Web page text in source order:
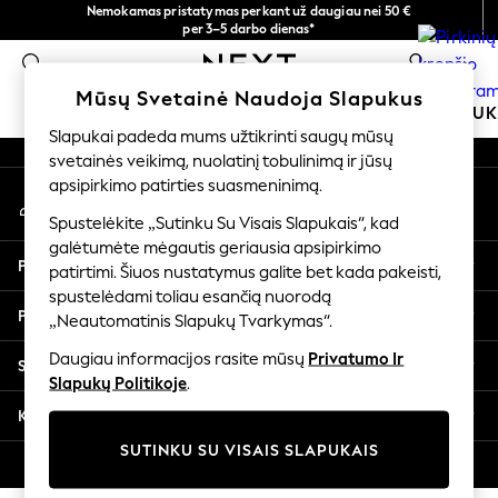
Nemokamas pristatymas perkant už daugiau nei 50 €
per 3–5 darbo dienas*
Dabar galite apsipirkti lietuvių kalba!
0
MOKYKLINĖ APRANGA MERGAITĖMS
SCHOOLWEAR
All Boys Schoolwear
Shoes
Trousers
Shorts
Shirts
Polo Shirts
Sweatshirts & Jumpers
Coats & Jackets
Underwear
Multipacks
All Boys Sport & Swimwear
An error occurred on client
Mūsų socialiniai tinklai
Mano paskyra
Prisijunkite prie savo paskyros
Pagalba
Privatumas ir teisinė informacija
Skyriai
Kitos paslaugos
Mūsų Svetainė Naudoja Slapukus
Slapukai padeda mums užtikrinti saugų mūsų
svetainės veikimą, nuolatinį tobulinimą ir jūsų
apsipirkimo patirties suasmeninimą.
Spustelėkite „Sutinku Su Visais Slapukais“, kad
galėtumėte mėgautis geriausia apsipirkimo
patirtimi. Šiuos nustatymus galite bet kada pakeisti,
spustelėdami toliau esančią nuorodą
„Neautomatinis Slapukų Tvarkymas“.
Daugiau informacijos rasite mūsų Privatumo Ir
Slapukų Politikoje.
SUTINKU SU VISAIS SLAPUKAIS